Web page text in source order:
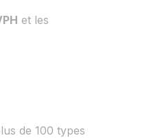
et les
de 100 types